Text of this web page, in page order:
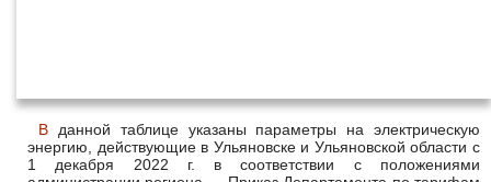
В данной таблице указаны параметры на электрическую
энергию, действующие в Ульяновске и Ульяновской области с
1 декабря 2022 г. в соответствии с положениями